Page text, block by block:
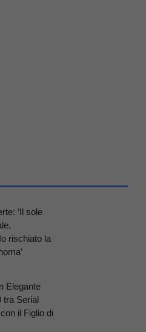
‘Il sole
rischiato la
Elegante
tra Serial
il Figlio di